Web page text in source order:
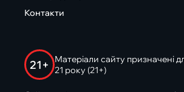
Контакти
21+
Матеріали сайту призначені
21 року (21+)